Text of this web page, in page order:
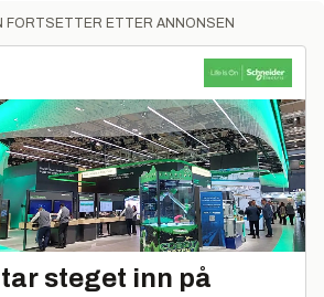
FORTSETTER ETTER ANNONSEN
steget inn på